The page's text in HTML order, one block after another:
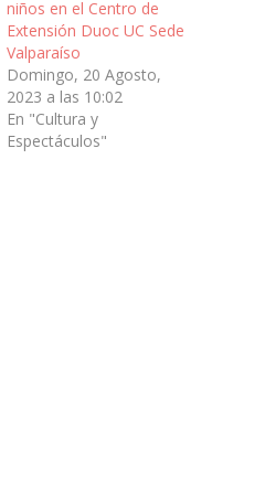
niños en el Centro de
Extensión Duoc UC Sede
Valparaíso
Domingo, 20 Agosto,
2023 a las 10:02
En "Cultura y
Espectáculos"